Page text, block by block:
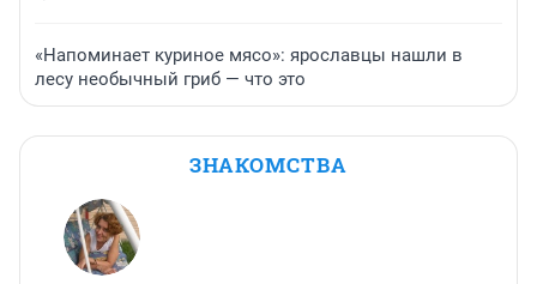
«Напоминает куриное мясо»: ярославцы нашли в
лесу необычный гриб — что это
ЗНАКОМСТВА